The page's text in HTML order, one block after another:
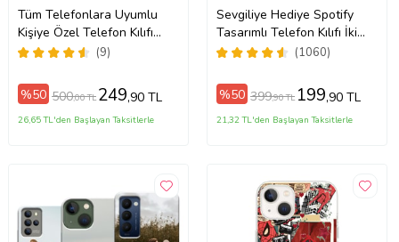
Tüm Telefonlara Uyumlu
Kişiye Özel Telefon Kılıfı
Tüm Modeller Açıklamada
(9)
%50 500,00 TL 249,90 TL
26,65 TL'den Başlayan Taksitlerle
Sevgiliye Hediye Spotify
Tasarımlı Telefon Kılıfı İki
Anahtarlık Hediyeli
(1060)
%50 399,90 TL 199,90 TL
21,32 TL'den Başlayan Taksitlerle